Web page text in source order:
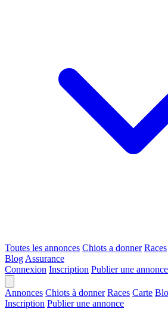
Toutes les annonces Chiots a donner Races
Blog Assurance
Connexion Inscription Publier une annonce
Annonces Chiots à donner Races Carte
Inscription Publier une annonce